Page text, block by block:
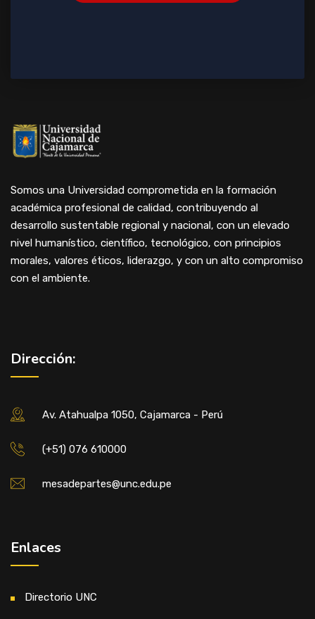
Somos una Universidad comprometida en la formación
académica profesional de calidad, contribuyendo al
desarrollo sustentable regional y nacional, con un elevado
nivel humanístico, científico, tecnológico, con principios
morales, valores éticos, liderazgo, y con un alto compromiso
con el ambiente.
Dirección:
Av. Atahualpa 1050, Cajamarca - Perú
(+51) 076 610000
mesadepartes@unc.edu.pe
Enlaces
Directorio UNC